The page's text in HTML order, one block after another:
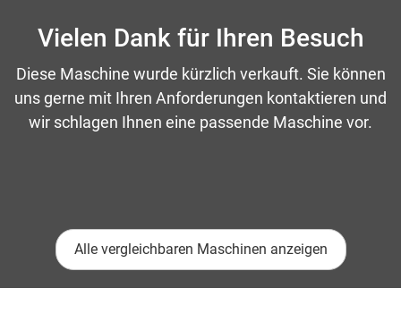
Vielen Dank für Ihren Besuch
Diese Maschine wurde kürzlich verkauft. Sie können
uns gerne mit Ihren Anforderungen kontaktieren und
wir schlagen Ihnen eine passende Maschine vor.
Alle vergleichbaren Maschinen anzeigen